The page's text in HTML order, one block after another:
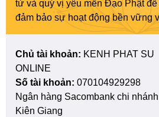
tử và quý vị yêu mến Đạo Phật
đảm bảo sự hoạt động bền vững
Chủ tài khoản: KENH PHAT SU
ONLINE
Số tài khoản: 070104929298
Ngân hàng Sacombank chi nhánh
Kiên Giang